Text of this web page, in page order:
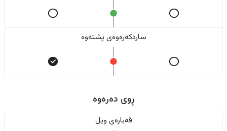
ساردکەرەوەی پشتەوە
ڕوی دەرەوە
قەبارەی ویل